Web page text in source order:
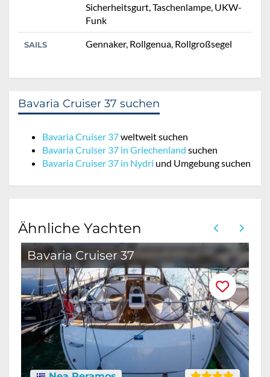
Sicherheitsgurt, Taschenlampe, UKW-
Funk
SAILS Gennaker, Rollgenua, Rollgroßsegel
Bavaria Cruiser 37 suchen
Bavaria Cruiser 37weltweit suchen
Bavaria Cruiser 37 in Griechenland suchen
Bavaria Cruiser 37 in Nydri und Umgebung suchen
Ähnliche Yachten
Bavaria Cruiser 37